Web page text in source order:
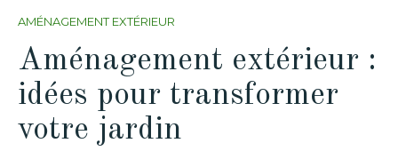
AMÉNAGEMENT EXTÉRIEUR
Aménagement extérieur :
idées pour transformer
votre jardin